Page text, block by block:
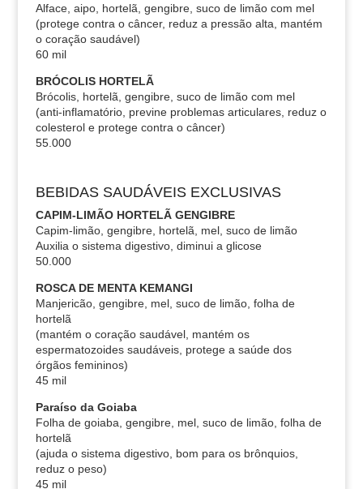
Alface, aipo, hortelã, gengibre, suco de limão com mel
(protege contra o câncer, reduz a pressão alta, mantém
o coração saudável)
60 mil
BRÓCOLIS HORTELÃ
Brócolis, hortelã, gengibre, suco de limão com mel
(anti-inflamatório, previne problemas articulares, reduz o
colesterol e protege contra o câncer)
55.000
BEBIDAS SAUDÁVEIS EXCLUSIVAS
CAPIM-LIMÃO HORTELÃ GENGIBRE
Capim-limão, gengibre, hortelã, mel, suco de limão
Auxilia o sistema digestivo, diminui a glicose
50.000
ROSCA DE MENTA KEMANGI
Manjericão, gengibre, mel, suco de limão, folha de
hortelã
(mantém o coração saudável, mantém os
espermatozoides saudáveis, protege a saúde dos
órgãos femininos)
45 mil
Paraíso da Goiaba
Folha de goiaba, gengibre, mel, suco de limão, folha de
hortelã
(ajuda o sistema digestivo, bom para os brônquios,
reduz o peso)
45 mil